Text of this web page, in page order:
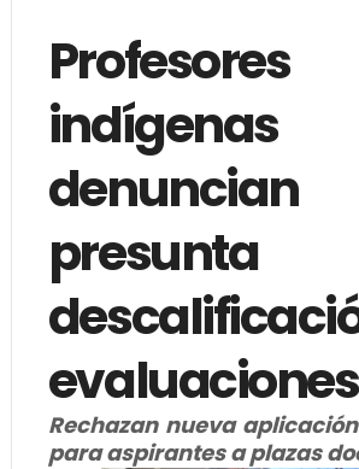
Profesores
indígenas
denuncian
presunta
evaluaciones
Rechazan nueva
para aspirantes a plazas